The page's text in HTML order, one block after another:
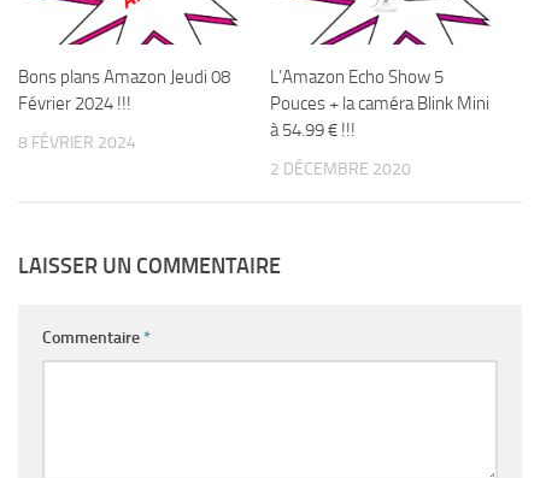
Bons plans Amazon Jeudi 08
Février 2024 !!!
8 FÉVRIER 2024
L’Amazon Echo Show 5
Pouces + la caméra Blink Mini
à 54.99 € !!!
2 DÉCEMBRE 2020
LAISSER UN COMMENTAIRE
Commentaire*